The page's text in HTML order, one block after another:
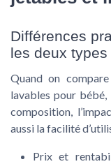
Différences
les deux
Quand on
lavables pour
composition,
aussi la facilité
Prix et